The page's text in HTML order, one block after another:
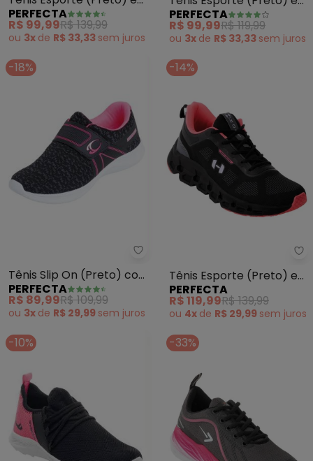
Sintético
PERFECTA
R$ 99,99R$ 139,99
ou 3x de R$ 33,33 sem juros
Tecido
PERFECTA
R$ 99,99R$ 119,99
ou 3x de R$ 33,33 sem juros
-18%
Perfecta - Tênis Slip On
Tênis Slip On (Preto) com
Velcro
PERFECTA
R$ 89,99R$ 109,99
ou 3x de R$ 29,99 sem juros
-14%
Tênis Esporte (Preto) em
Sintético
PERFECTA
R$ 119,99R$ 139,99
ou 4x de R$ 29,99 sem juros
-10% -33%